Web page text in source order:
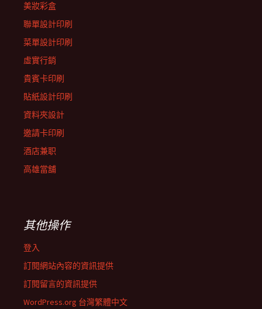
美妝彩盒
聯單設計印刷
菜單設計印刷
虛實行銷
貴賓卡印刷
貼紙設計印刷
資料夾設計
邀請卡印刷
酒店兼职
高雄當舖
其他操作
登入
訂閱網站內容的資訊提供
訂閱留言的資訊提供
WordPress.org 台灣繁體中文